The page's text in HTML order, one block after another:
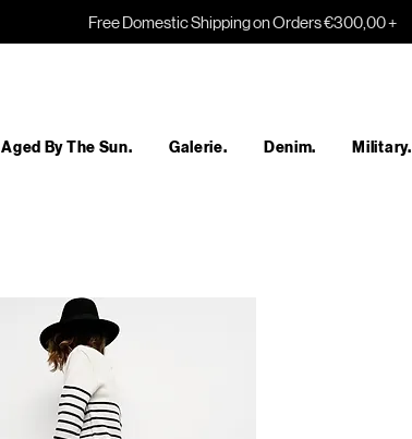
Free Domestic Shipping on Orders €300,00 +
Aged By The Sun. Galerie. Denim. Military.